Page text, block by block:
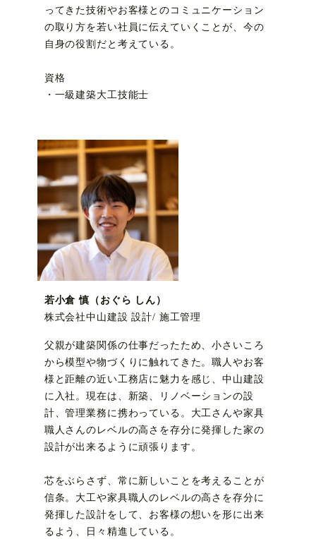
ってきた技術やお客様とのコミュニケーション
の取り方を若い社員に伝えていくことが、今の
自身の役割だと考えている。
資格
・一級建築大工技能士
若小倉 慎（おぐら しん）
株式会社中山建設 設計/ 施工管理
父親が建築関係の仕事だったため、小さいころ
から模型や物づくりに触れてきた。職人やお客
様と距離の近い工務店に魅力を感じ、中山建設
に入社。現在は、新築、リノベーションの設
計、管理業務に携わっている。大工さんや家具
職人さんのレベルの高さを存分に発揮した家の
設計が出来るように頑張ります。
芯をぶらさず、常に新しいことを考えることが
信条。大工や家具職人のレベルの高さを存分に
発揮した設計をして、お客様の想いを形に出来
るよう、日々精進している。